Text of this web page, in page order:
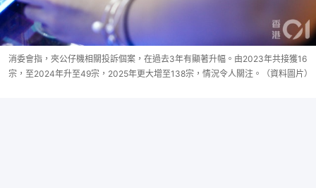
消委會指，夾公仔機相關投訴個案，在過去3年有顯著升幅。由2023年共接獲16
宗，至2024年升至49宗，2025年更大增至138宗，情況令人關注。（資料圖片）